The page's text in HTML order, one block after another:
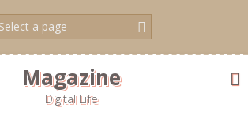
Magazine
Digital Life